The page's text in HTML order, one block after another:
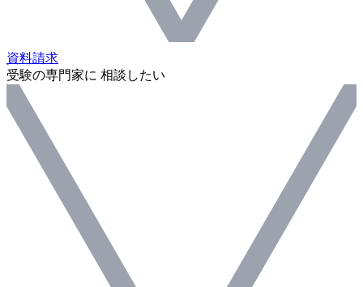
資料請求
受験の専門家に 相談したい